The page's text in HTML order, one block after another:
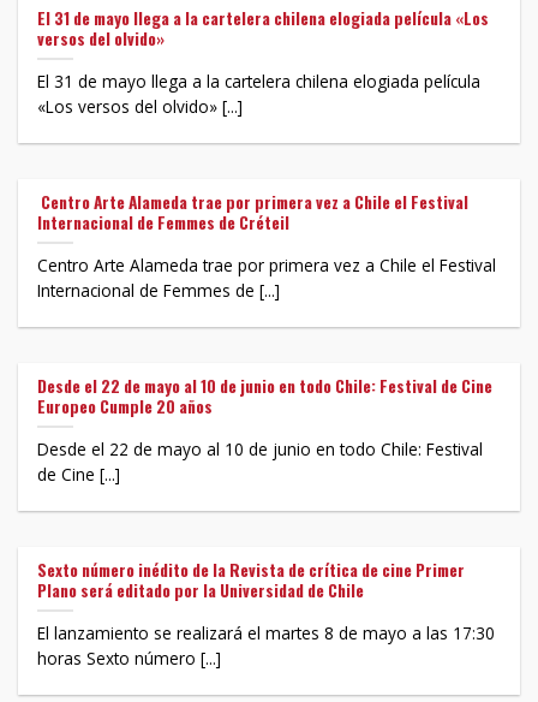
El 31 de mayo llega a la cartelera chilena elogiada película «Los
versos del olvido»
El 31 de mayo llega a la cartelera chilena elogiada película
«Los versos del olvido» [...]
​ Centro Arte Alameda trae por primera vez a Chile el Festival
Internacional de Femmes de Créteil
Centro Arte Alameda trae por primera vez a Chile el Festival
Internacional de Femmes de [...]
Desde el 22 de mayo al 10 de junio en todo Chile: Festival de Cine
Europeo Cumple 20 años
Desde el 22 de mayo al 10 de junio en todo Chile: Festival
de Cine [...]
Sexto número inédito de la Revista de crítica de cine Primer
Plano será editado por la Universidad de Chile
El lanzamiento se realizará el martes 8 de mayo a las 17:30
horas Sexto número [...]